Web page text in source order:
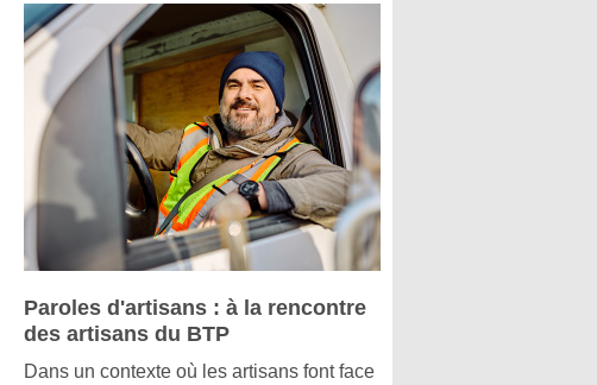
Paroles d'artisans : à la rencontre
des artisans du BTP
Dans un contexte où les artisans font face